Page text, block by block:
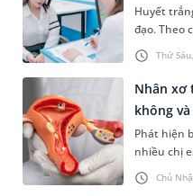
Thứ
Huyết
đạo. Theo
chất của
đổi. Khi
nhiều
triệu
được kiểm
uống
ra huyết
Chủ
Nhân xơ
không
Phát hiện
nhiều chị
càng phát
thuật. Tuy